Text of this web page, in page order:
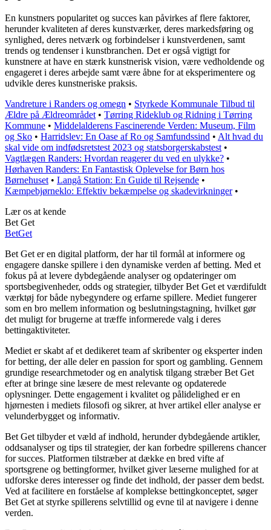
En kunstners popularitet og succes kan påvirkes af flere faktorer,
herunder kvaliteten af deres kunstværker, deres markedsføring og
synlighed, deres netværk og forbindelser i kunstverdenen, samt
trends og tendenser i kunstbranchen. Det er også vigtigt for
kunstnere at have en stærk kunstnerisk vision, være vedholdende og
engageret i deres arbejde samt være åbne for at eksperimentere og
udvikle deres kunstneriske praksis.
Vandreture i Randers og omegn • Styrkede Kommunale Tilbud til
Ældre på Ældreområdet • Tørring Rideklub og Ridning i Tørring
Kommune • Middelalderens Fascinerende Verden: Museum, Film
og Sko • Harridslev: En Oase af Ro og Samfundssind • Alt hvad du
skal vide om indfødsretstest 2023 og statsborgerskabstest •
Vagtlægen Randers: Hvordan reagerer du ved en ulykke? •
Hørhaven Randers: En Fantastisk Oplevelse for Børn hos
Børnehuset • Langå Station: En Guide til Rejsende •
Kæmpebjørneklo: Effektiv bekæmpelse og skadevirkninger•
Lær os at kende
Bet Get
BetGet
Bet Get er en digital platform, der har til formål at informere og
engagere danske spillere i den dynamiske verden af betting. Med et
fokus på at levere dybdegående analyser og opdateringer om
sportsbegivenheder, odds og strategier, tilbyder Bet Get et værdifuldt
værktøj for både nybegyndere og erfarne spillere. Mediet fungerer
som en bro mellem information og beslutningstagning, hvilket gør
det muligt for brugerne at træffe informerede valg i deres
bettingaktiviteter.
Mediet er skabt af et dedikeret team af skribenter og eksperter inden
for betting, der alle deler en passion for sport og gambling. Gennem
grundige researchmetoder og en analytisk tilgang stræber Bet Get
efter at bringe sine læsere de mest relevante og opdaterede
oplysninger. Dette engagement i kvalitet og pålidelighed er en
hjørnesten i mediets filosofi og sikrer, at hver artikel eller analyse er
velunderbygget og informativ.
Bet Get tilbyder et væld af indhold, herunder dybdegående artikler,
oddsanalyser og tips til strategier, der kan forbedre spillerens chancer
for succes. Platformen tilstræber at dække en bred vifte af
sportsgrene og bettingformer, hvilket giver læserne mulighed for at
udforske deres interesser og finde det indhold, der passer dem bedst.
Ved at facilitere en forståelse af komplekse bettingkonceptet, søger
Bet Get at styrke spillerens selvtillid og evne til at navigere i denne
verden.